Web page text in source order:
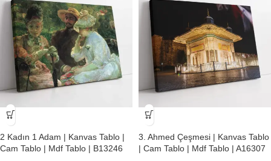
-23%
2 Kadın 1 Adam | Kanvas Tablo |
Cam Tablo | Mdf Tablo | B13246
-23%
3. Ahmed Çeşmesi | Kanvas Tablo
| Cam Tablo | Mdf Tablo | A16307